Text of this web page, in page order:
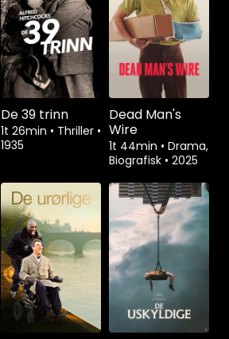
De 39 trinn
1t 26min • Thriller •
1935
Dead Man's
Wire
1t 44min • Drama,
Biografisk • 2025